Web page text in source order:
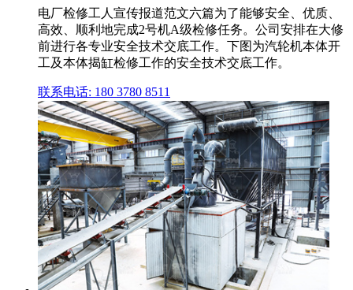
电厂检修工人宣传报道范文六篇为了能够安全、优质、
高效、顺利地完成2号机A级检修任务。公司安排在大修
前进行各专业安全技术交底工作。下图为汽轮机本体开
工及本体揭缸检修工作的安全技术交底工作。
联系电话: 180 3780 8511